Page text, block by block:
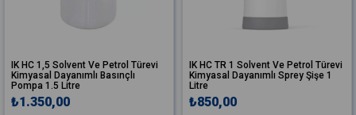
IK HC 1,5 Solvent Ve Petrol Türevi
Kimyasal Dayanımlı Basınçlı
Pompa 1.5 Litre
₺1.350,00
IK HC TR 1 Solvent Ve Petrol Türevi
Kimyasal Dayanımlı Sprey Şişe 1
Litre
₺850,00